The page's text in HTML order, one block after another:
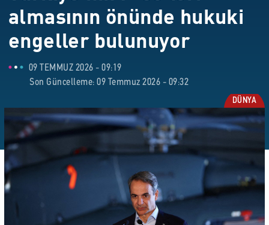
almasının önünde hukuki
engeller bulunuyor
09 TEMMUZ 2026 - 09:19
Son Güncelleme: 09 Temmuz 2026 - 09:32
DÜNYA